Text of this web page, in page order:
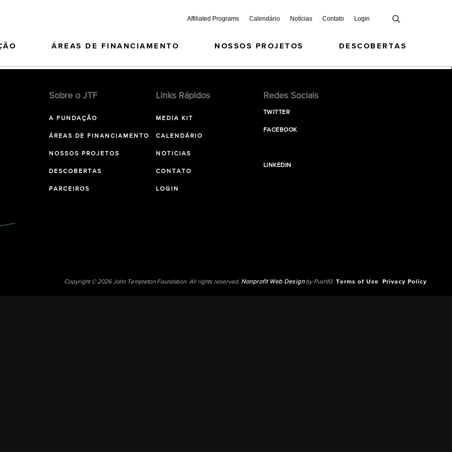
Affiliated Programs Calendário Notícias Contato Login
ÁREAS DE FINANCIAMENTO NOSSOS PROJETOS DESCOBERTAS
Sobre o JTF
A FUNDAÇÃO
ÁREAS DE FINANCIAMENTO
NOSSOS PROJETOS
DESCOBERTAS
PARCEIROS
Links Rápidos
MEDIA KIT
CALENDÁRIO
NOTICIAS
CONTATO
LOGIN
Redes Sociais
TWITTER
FACEBOOK
LINKEDIN
Copyright © 2026 John Templeton Foundation. All rights reserved. Nonprofit Web Designby Push10. Terms of Use Privacy Policy